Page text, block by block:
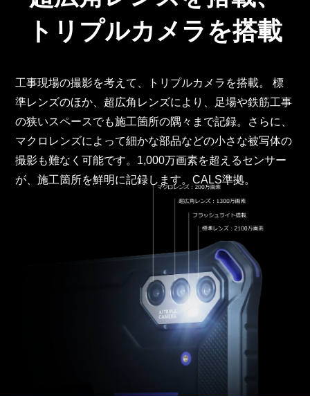
トリプルカメラを搭載
工事現場の撮影を考えて、トリプルカメラを搭載。 標
準レンズのほか、超広角レンズにより、足場や鉄筋工事
の狭いスペースでも施工箇所の隅々まで記録。さらに、
マクロレンズによって細かな部品などの小さな被写体の
撮影も難なく可能です。1,000万画素を超えるセンサー
が、施工箇所を鮮明に記録します。CALS準拠。